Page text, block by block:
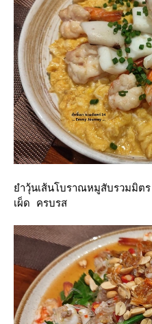
ำวุ้นเส้นโบราณหมูสับรวมมิต
เผ็ด ครบรส